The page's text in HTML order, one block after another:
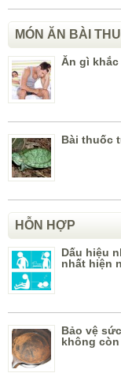
MÓN ĂN BÀI
Ăn gì
Bài thuốc
HỖN HỢP
Dấu hiệu
nhất hiện
Bảo vệ
không